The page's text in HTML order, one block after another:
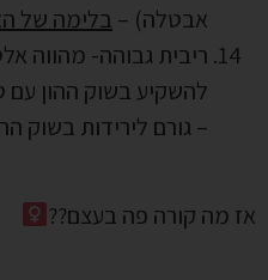
אבטלה) – בלימה של
ריבית גבוהה- מהווה
להשקיע בשוק ההון עם
– גורם לירידות בשוק
אז מה קורה פה בעצם??‍